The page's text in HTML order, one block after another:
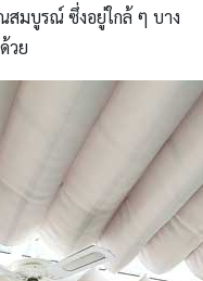
มบูรณ์ ซึ่งอยู่ใกล้ ๆ บาง
วย